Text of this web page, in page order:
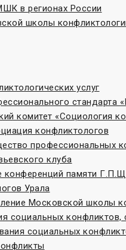
в регионах России
школы
услуг
стандарта
комитет «Социoлогия
конфликтологов
профессиональных
клуба
конференций памяти
Урала
Московской школы
социальных
социальных